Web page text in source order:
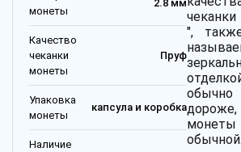
монеты
2.8 мм
Качество
чеканки
монеты
Пруф
Упаковка
монеты
капсула и коробка
Наличие
",
монеты